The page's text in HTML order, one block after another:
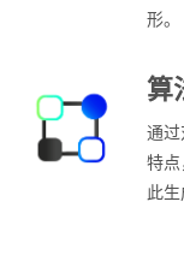
形。
算
通过
特点
此